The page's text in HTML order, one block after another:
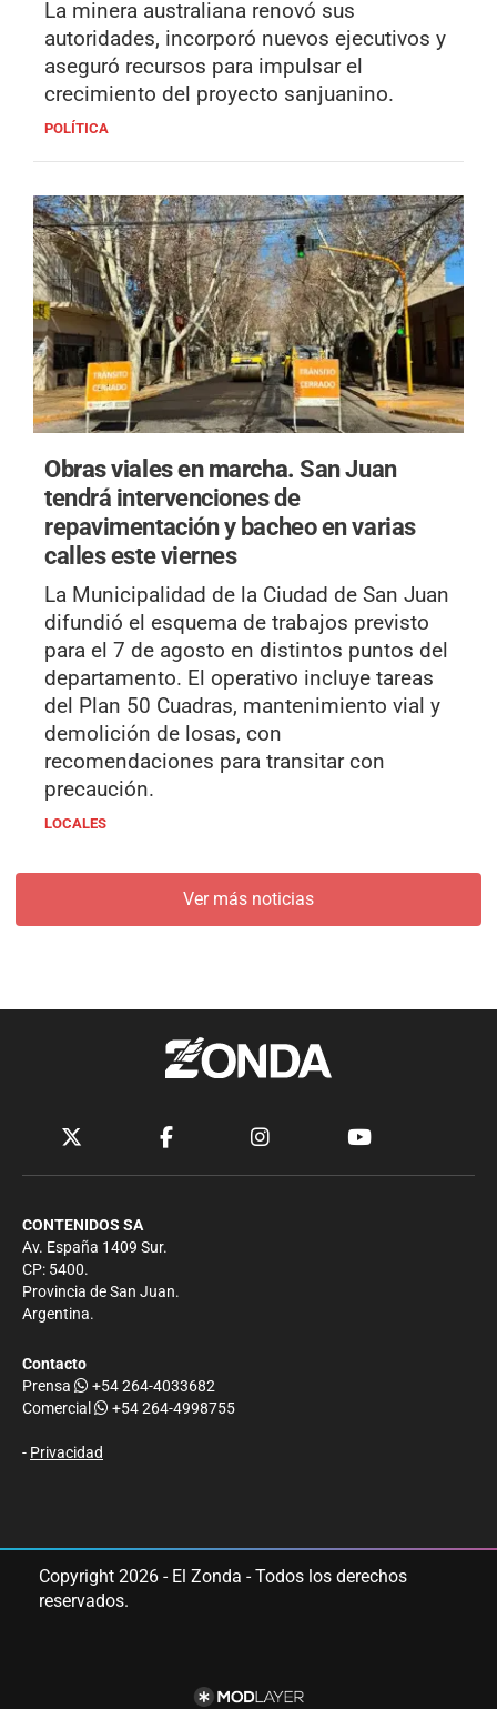
La minera australiana renovó sus
autoridades, incorporó nuevos ejecutivos y
aseguró recursos para impulsar el
crecimiento del proyecto sanjuanino.
POLÍTICA
Obras viales en marcha.San Juan
tendrá intervenciones de
repavimentación y bacheo en varias
calles este viernes
La Municipalidad de la Ciudad de San Juan
difundió el esquema de trabajos previsto
para el 7 de agosto en distintos puntos del
departamento. El operativo incluye tareas
del Plan 50 Cuadras, mantenimiento vial y
demolición de losas, con
recomendaciones para transitar con
precaución.
LOCALES
Ver más noticias
CONTENIDOS SA
Av. España 1409 Sur.
CP: 5400.
Provincia de San Juan.
Argentina.
Contacto
Prensa
+54 264-4033682
Comercial
+54 264-4998755
- Privacidad
Copyright 2026 - El Zonda - Todos los derechos
reservados.